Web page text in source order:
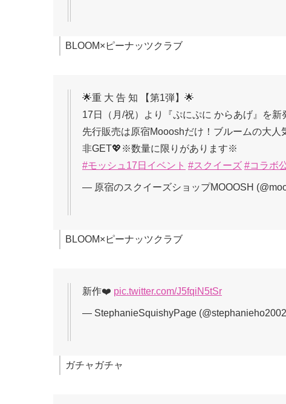
BLOOM×ピーナッツクラブ
🌟重 大 告 知 【第1弾】🌟
17日（月/祝）より『ぷにぷに からあげ』を新
先行販売は原宿Moooshだけ！ブルームの大
非GET💖※数量に限りがあります※
#モッシュ17日イベント #スクイーズ #コラボ
— 原宿のスクイーズショップMOOOSH
BLOOM×ピーナッツクラブ
新作❤️ pic.twitter.com/J5fqiN5tSr
— StephanieSquishyPage
ガチャガチャ